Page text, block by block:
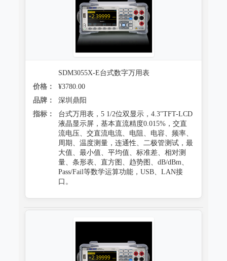
SDM3055X-E台式数字万用表
价格：
¥3780.00
品牌：
深圳鼎阳
指标：
台式万用表，5 1/2位双显示，4.3"TFT-LCD
液晶显示屏，基本直流精度0.015%，交直
流电压、交直流电流、电阻、电容、频率、
周期、温度测量，连通性、二极管测试，最
大值、最小值、平均值、标准差、相对测
量、条形表、直方图、趋势图、dB/dBm、
Pass/Fail等数学运算功能，USB、LAN接
口。